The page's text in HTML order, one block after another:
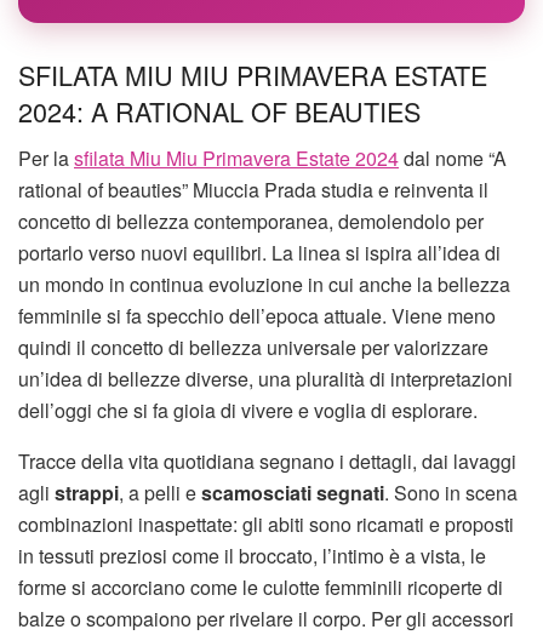
SFILATA MIU MIU PRIMAVERA ESTATE
2024: A RATIONAL OF BEAUTIES
Per lasfilata Miu Miu Primavera Estate 2024dal nome “A
rational of beauties” Miuccia Prada studia e reinventa il
concetto di bellezza contemporanea, demolendolo per
portarlo verso nuovi equilibri. La linea si ispira all’idea di
un mondo in continua evoluzione in cui anche la bellezza
femminile si fa specchio dell’epoca attuale. Viene meno
quindi il concetto di bellezza universale per valorizzare
un’idea di bellezze diverse, una pluralità di interpretazioni
dell’oggi che si fa gioia di vivere e voglia di esplorare.
Tracce della vita quotidiana segnano i dettagli, dai lavaggi
agli strappi, a pelli escamosciatisegnati. Sono in scena
combinazioni inaspettate: gli abiti sono ricamati e proposti
in tessuti preziosi come il broccato, l’intimo è a vista, le
forme si accorciano come le culotte femminili ricoperte di
balze o scompaiono per rivelare il corpo. Per gli accessori